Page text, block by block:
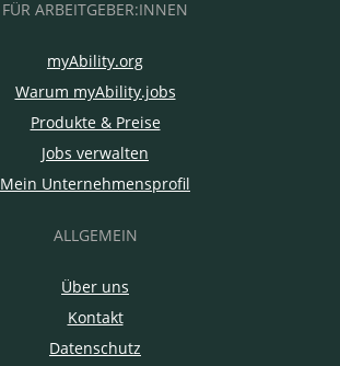
FÜR ARBEITGEBER:INNEN
myAbility.org
Warum myAbility.jobs
Produkte & Preise
Jobs verwalten
Mein Unternehmensprofil
ALLGEMEIN
Über uns
Kontakt
Datenschutz